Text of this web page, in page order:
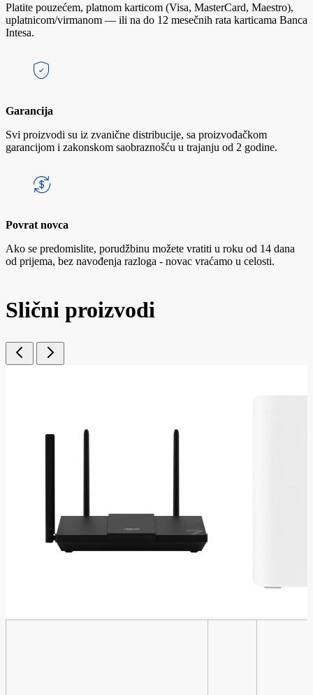
Platite pouzećem, platnom karticom (Visa, MasterCard, Maestro),
uplatnicom/virmanom — ili na do 12 mesečnih rata karticama Banca
Intesa.
Garancija
Svi proizvodi su iz zvanične distribucije, sa proizvođačkom
garancijom i zakonskom saobraznošću u trajanju od 2 godine.
Povrat novca
Ako se predomislite, porudžbinu možete vratiti u roku od 14 dana
od prijema, bez navođenja razloga - novac vraćamo u celosti.
Slični proizvodi